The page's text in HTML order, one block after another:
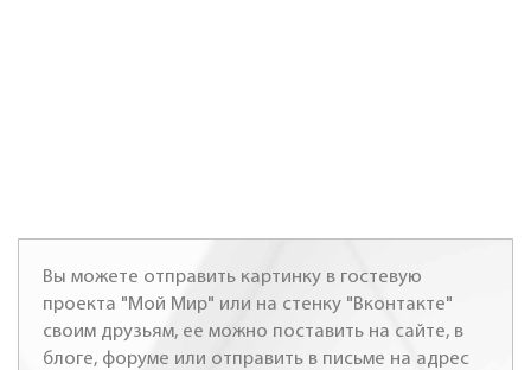
Вы можете отправить картинку в гостевую
проекта "Мой Мир" или на стенку "Вконтакте"
своим друзьям, ее можно поставить на сайте, в
блоге, форуме или отправить в письме на адрес